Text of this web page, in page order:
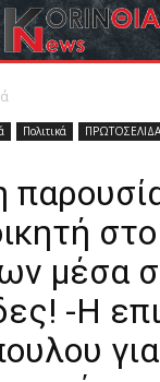
Πολιτικά ΠΡΩΤΟΣΕΛΙΔΑ
μέσα
-Η